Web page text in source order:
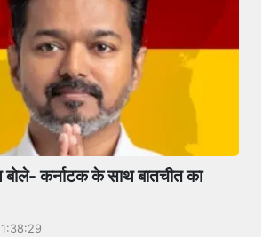
बोले- कर्नाटक के साथ बातचीत का